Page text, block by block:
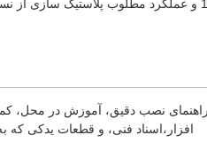
راهنمای نصب دقیق، آموزش در محل،
افزار،اسناد فنی، و قطعات یدکی که